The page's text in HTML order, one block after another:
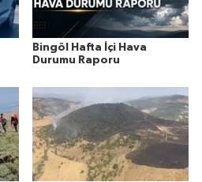
Bingöl Hafta İçi Hava
Durumu Raporu